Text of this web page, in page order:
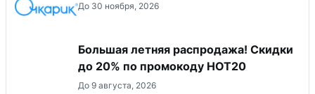
До 30 ноября, 2026
Большая летняя распродажа! Скидки
до 20% по промокоду HOT20
До 9 августа, 2026